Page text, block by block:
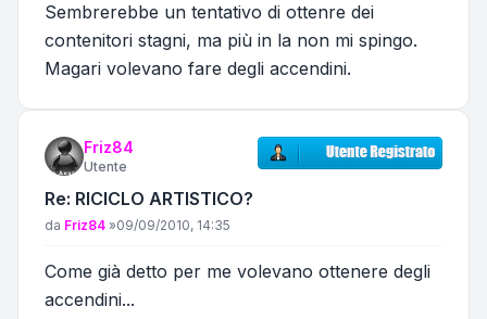
Sembrerebbe un tentativo di ottenre dei
contenitori stagni, ma più in la non mi spingo.
Magari volevano fare degli accendini.
Friz84
Utente
Re: RICICLO ARTISTICO?
Messaggio
da Friz84 »09/09/2010, 14:35
Come già detto per me volevano ottenere degli
accendini...